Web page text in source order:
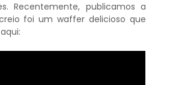
Recentemente, publicamos a
foi um waffer delicioso que